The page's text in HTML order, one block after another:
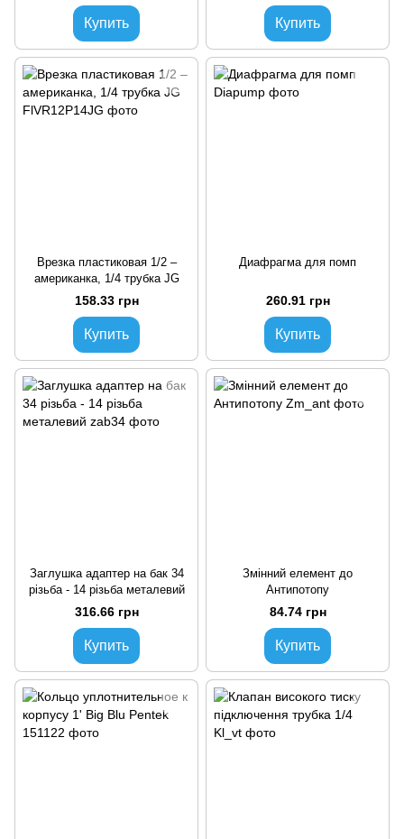
Купить Купить
Врезка пластиковая 1/2 –
американка, 1/4 трубка JG
158.33 грн
Купить
Диафрагма для помп
260.91 грн
Купить
Заглушка адаптер на бак 34
різьба - 14 різьба металевий
316.66 грн
Купить
Змінний елемент до
Антипотопу
84.74 грн
Купить